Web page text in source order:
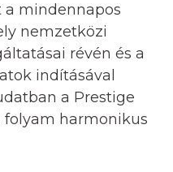
a mindennapos
nemzetközi
révén és a
indításával
a Prestige
folyam harmonikus